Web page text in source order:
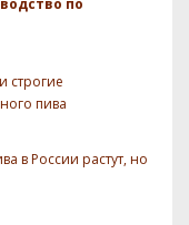
строгие
пива
в России растут, но